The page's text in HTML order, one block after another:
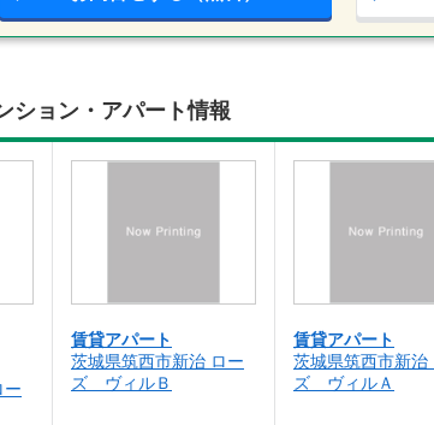
ション・アパート情報
ー
賃貸アパート
茨城県筑西市新治 ロー
ズ ヴィルＢ
賃貸アパート
茨城県筑西市新治
ズ ヴィルＡ